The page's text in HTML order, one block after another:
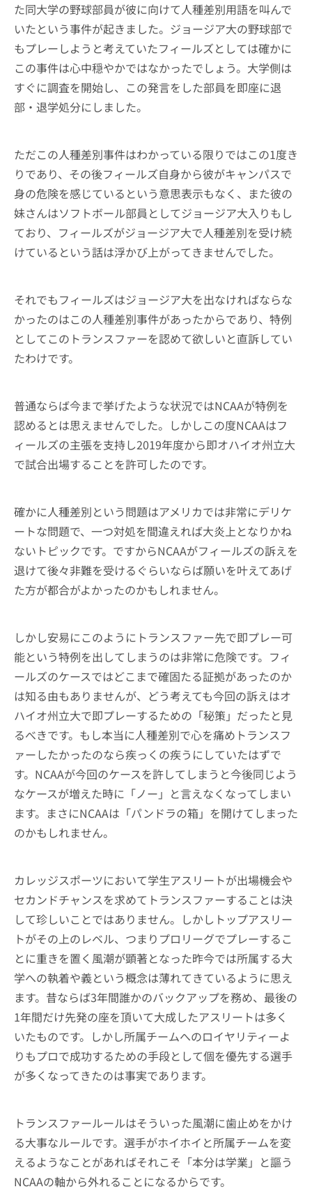
た同大学の野球部員が彼に向けて人種差別用語を叫んで
いたという事件が起きました。ジョージア大の野球部で
もプレーしようと考えていたフィールズとしては確かに
この事件は心中穏やかではなかったでしょう。大学側は
すぐに調査を開始し、この発言をした部員を即座に退
部・退学処分にしました。
ただこの人種差別事件はわかっている限りではこの1度き
りであり、その後フィールズ自身から彼がキャンパスで
身の危険を感じているという意思表示もなく、また彼の
妹さんはソフトボール部員としてジョージア大入りもし
ており、フィールズがジョージア大で人種差別を受け続
けているという話は浮かび上がってきませんでした。
それでもフィールズはジョージア大を出なければならな
かったのはこの人種差別事件があったからであり、特例
としてこのトランスファーを認めて欲しいと直訴してい
たわけです。
普通ならば今まで挙げたような状況ではNCAAが特例を
認めるとは思えませんでした。しかしこの度NCAAはフ
ィールズの主張を支持し2019年度から即オハイオ州立大
で試合出場することを許可したのです。
確かに人種差別という問題はアメリカでは非常にデリケ
ートな問題で、一つ対処を間違えれば大炎上となりかね
ないトピックです。ですからNCAAがフィールズの訴えを
退けて後々非難を受けるぐらいならば願いを叶えてあげ
た方が都合がよかったのかもしれません。
しかし安易にこのようにトランスファー先で即プレー可
能という特例を出してしまうのは非常に危険です。フィ
ールズのケースではどこまで確固たる証拠があったのか
は知る由もありませんが、どう考えても今回の訴えはオ
ハイオ州立大で即プレーするための「秘策」だったと見
るべきです。もし本当に人種差別で心を痛めトランスフ
ァーしたかったのなら疾っくの疾うにしていたはずで
す。NCAAが今回のケースを許してしまうと今後同じよう
なケースが増えた時に「ノー」と言えなくなってしまい
ます。まさにNCAAは「パンドラの箱」を開けてしまった
のかもしれません。
カレッジスポーツにおいて学生アスリートが出場機会や
セカンドチャンスを求めてトランスファーすることは決
して珍しいことではありません。しかしトップアスリー
トがその上のレベル、つまりプロリーグでプレーするこ
とに重きを置く風潮が顕著となった昨今では所属する大
学への執着や義という概念は薄れてきているように思え
ます。昔ならば3年間誰かのバックアップを務め、最後の
1年間だけ先発の座を頂いて大成したアスリートは多く
いたものです。しかし所属チームへのロイヤリティーよ
りもプロで成功するための手段として個を優先する選手
が多くなってきたのは事実であります。
トランスファールールはそういった風潮に歯止めをかけ
る大事なルールです。選手がホイホイと所属チームを変
えるようなことがあればそれこそ「本分は学業」と謳う
NCAAの軸から外れることになるからです。